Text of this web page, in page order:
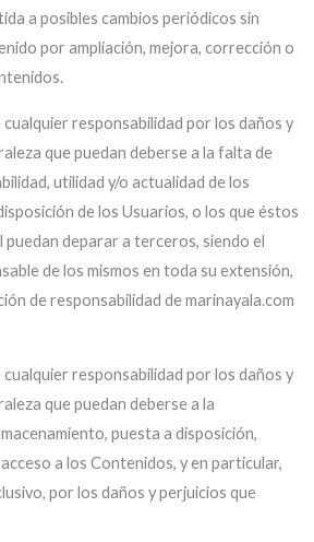
a posibles cambios periódicos sin
por ampliación, mejora, corrección o
cualquier responsabilidad por los daños y
que puedan deberse a la falta de
utilidad y/o actualidad de los
de los Usuarios, o los que éstos
deparar a terceros, siendo el
de los mismos en toda su extensión,
de responsabilidad de marinayala.com
cualquier responsabilidad por los daños y
que puedan deberse a la
puesta a disposición,
a los Contenidos, y en particular,
por los daños y perjuicios que